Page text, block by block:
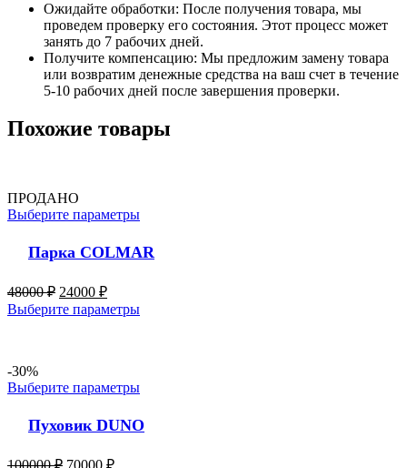
Ожидайте обработки: После получения товара, мы
проведем проверку его состояния. Этот процесс может
занять до 7 рабочих дней.
Получите компенсацию: Мы предложим замену товара
или возвратим денежные средства на ваш счет в течение
5-10 рабочих дней после завершения проверки.
Похожие товары
ПРОДАНО
Выберите параметры
Парка COLMAR
48000₽ 24000 ₽
Выберите параметры
-30%
Выберите параметры
Пуховик DUNO